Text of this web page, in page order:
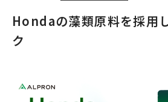
Hondaの藻類原料を採用
ク